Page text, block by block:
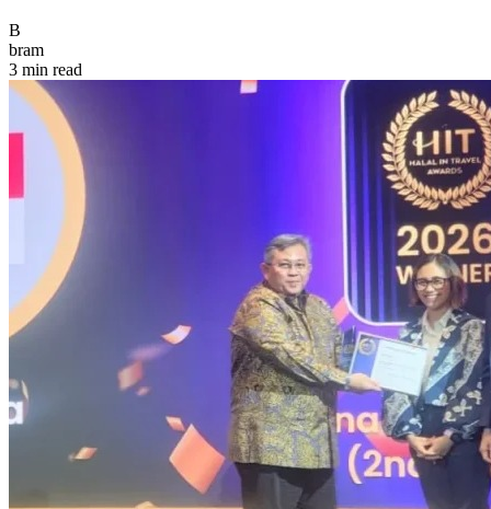
B
bram
3 min read